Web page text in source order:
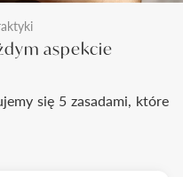
aspekcie
się 5 zasadami, które